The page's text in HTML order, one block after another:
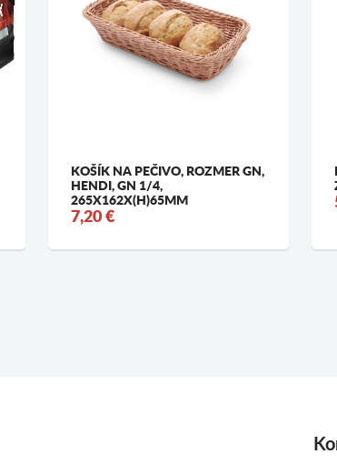
KOŠÍK NA PEČIVO, ROZMER GN,
HENDI, GN 1/4,
265X162X(H)65MM
7,20 €